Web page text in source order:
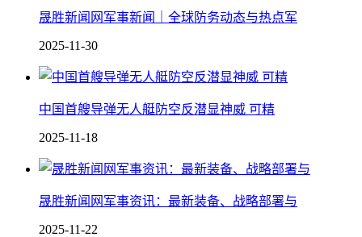
晟胜新闻网军事新闻｜全球防务动态与热点军
2025-11-30
中国 首艘导弹无人艇防空反潜显神威 可精
2025-11-18
晟胜新闻网军事资讯：最新装备、战略部署与
2025-11-22